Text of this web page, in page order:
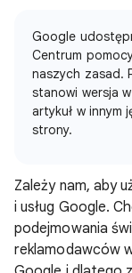
Google
Centrum
naszych zasad.
stanowi wersja
artykuł w innym
strony.
Zależy nam, aby
i usług Google.
podejmowania
reklamodawców